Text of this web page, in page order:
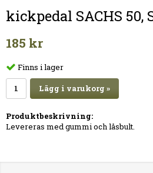
kickpedal SACHS 50,
185 kr
Finns i lager
Lägg i varukorg »
Produktbeskrivning:
Levereras med gummi och låsbult.